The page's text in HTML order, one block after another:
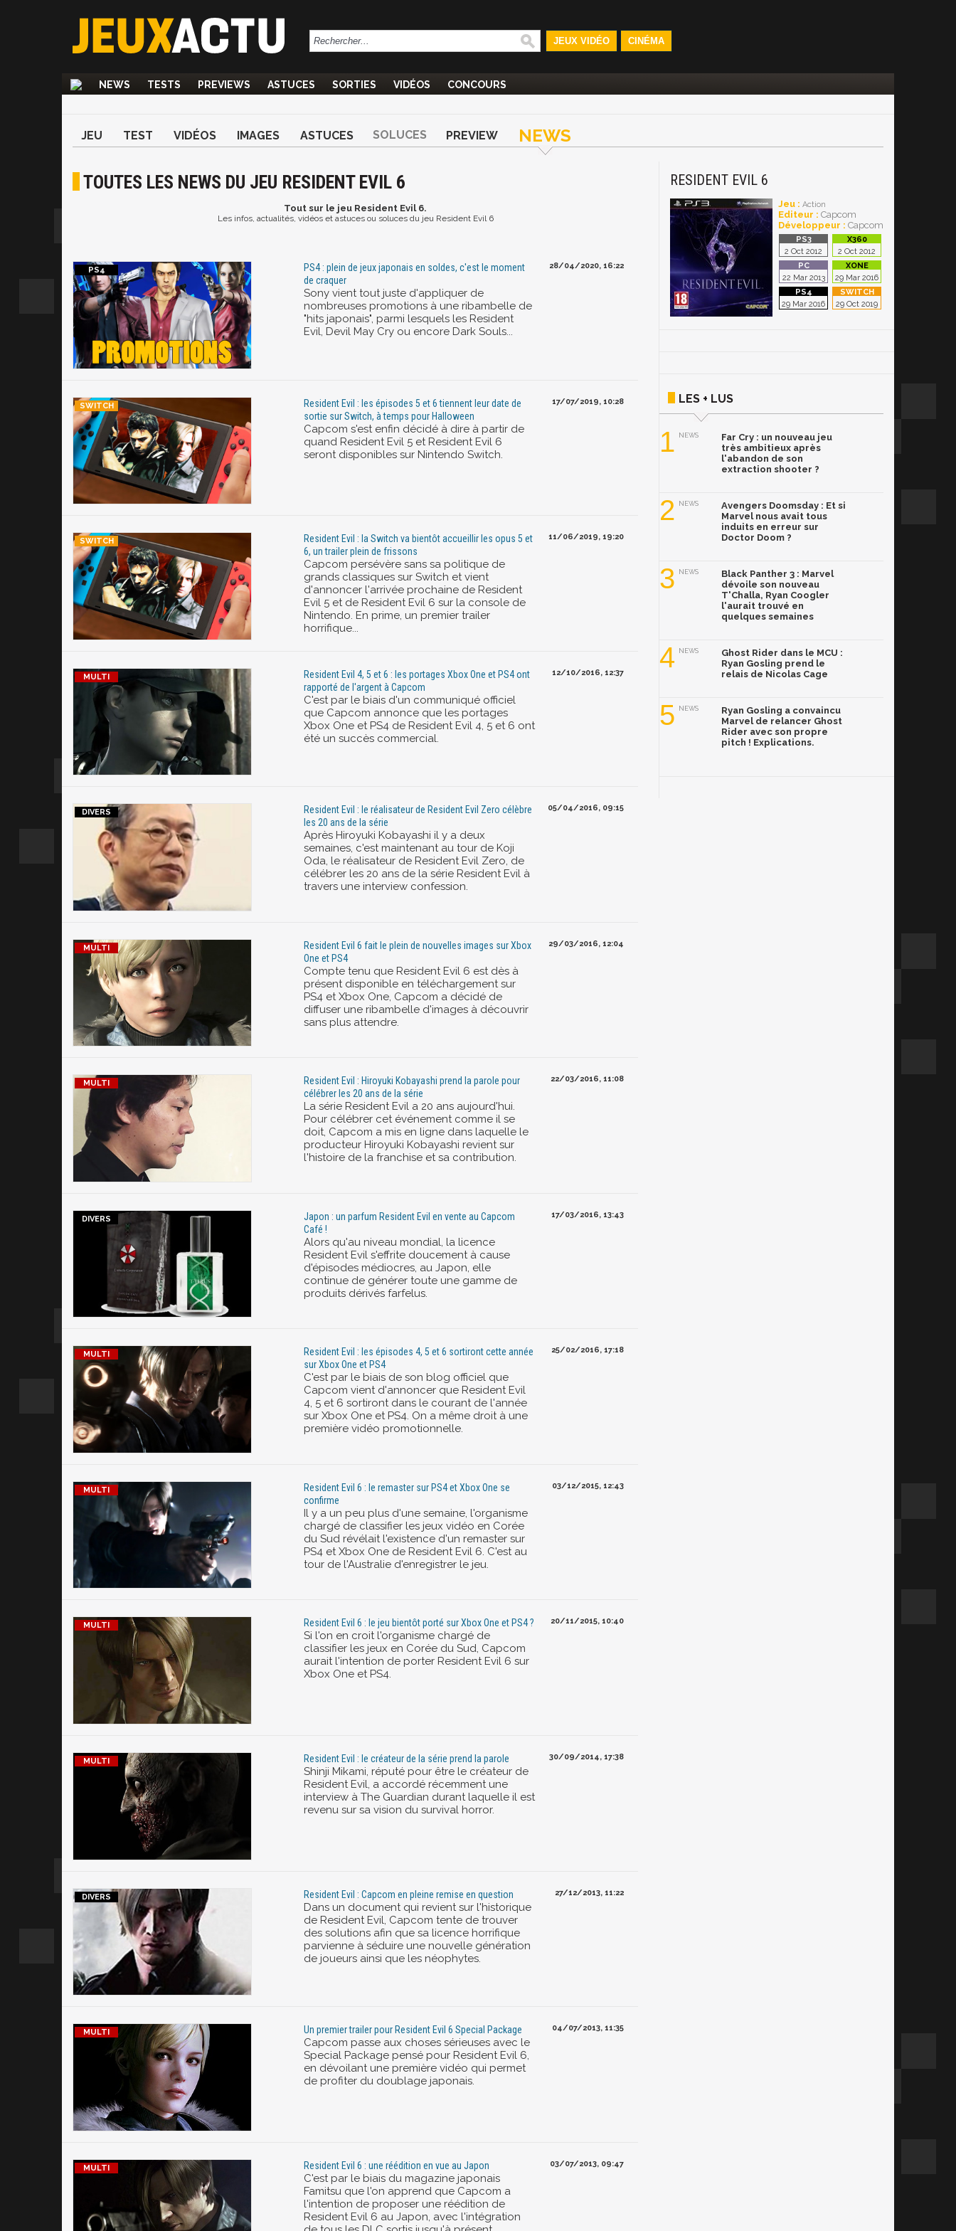
JEUX VIDÉO CINÉMA
NEWS TESTS PREVIEWS ASTUCES SORTIES VIDÉOS CONCOURS
JEU TEST VIDÉOS IMAGES ASTUCES SOLUCES PREVIEW NEWS
TOUTES LES NEWS DU JEU RESIDENT EVIL 6
Tout sur le jeu Resident Evil 6.
Les infos, actualités, vidéos et astuces ou soluces du jeu Resident Evil 6
PS4 : plein de jeux japonais en soldes, c'est le moment
de craquer
Sony vient tout juste d'appliquer de
nombreuses promotions à une ribambelle de
"hits japonais", parmi lesquels les Resident
Evil, Devil May Cry ou encore Dark Souls...
28/04/2020, 16:22
Resident Evil : les épisodes 5 et 6 tiennent leur date de
sortie sur Switch, à temps pour Halloween
Capcom s'est enfin décidé à dire à partir de
quand Resident Evil 5 et Resident Evil 6
seront disponibles sur Nintendo Switch.
17/07/2019, 10:28
Resident Evil : la Switch va bientôt accueillir les opus 5 et
6, un trailer plein de frissons
Capcom persévère sans sa politique de
grands classiques sur Switch et vient
d'annoncer l'arrivée prochaine de Resident
Evil 5 et de Resident Evil 6 sur la console de
Nintendo. En prime, un premier trailer
horrifique...
11/06/2019, 19:20
Resident Evil 4, 5 et 6 : les portages Xbox One et PS4 ont
rapporté de l'argent à Capcom
C'est par le biais d'un communiqué officiel
que Capcom annonce que les portages
Xbox One et PS4 de Resident Evil 4, 5 et 6 ont
été un succès commercial.
12/10/2016, 12:37
Resident Evil : le réalisateur de Resident Evil Zero célèbre
les 20 ans de la série
Après Hiroyuki Kobayashi il y a deux
semaines, c'est maintenant au tour de Koji
Oda, le réalisateur de Resident Evil Zero, de
célébrer les 20 ans de la série Resident Evil à
travers une interview confession.
05/04/2016, 09:15
Resident Evil 6 fait le plein de nouvelles images sur Xbox
One et PS4
Compte tenu que Resident Evil 6 est dès à
présent disponible en téléchargement sur
PS4 et Xbox One, Capcom a décidé de
diffuser une ribambelle d'images à découvrir
sans plus attendre.
29/03/2016, 12:04
Resident Evil : Hiroyuki Kobayashi prend la parole pour
célébrer les 20 ans de la série
La série Resident Evil a 20 ans aujourd'hui.
Pour célébrer cet événement comme il se
doit, Capcom a mis en ligne dans laquelle le
producteur Hiroyuki Kobayashi revient sur
l'histoire de la franchise et sa contribution.
22/03/2016, 11:08
Japon : un parfum Resident Evil en vente au Capcom
Café !
Alors qu'au niveau mondial, la licence
Resident Evil s'effrite doucement à cause
d'épisodes médiocres, au Japon, elle
continue de générer toute une gamme de
produits dérivés farfelus.
17/03/2016, 13:43
Resident Evil : les épisodes 4, 5 et 6 sortiront cette année
sur Xbox One et PS4
C'est par le biais de son blog officiel que
Capcom vient d'annoncer que Resident Evil
4, 5 et 6 sortiront dans le courant de l'année
sur Xbox One et PS4. On a même droit à une
première vidéo promotionnelle.
25/02/2016, 17:18
Resident Evil 6 : le remaster sur PS4 et Xbox One se
confirme
Il y a un peu plus d'une semaine, l'organisme
chargé de classifier les jeux vidéo en Corée
du Sud révélait l'existence d'un remaster sur
PS4 et Xbox One de Resident Evil 6. C'est au
tour de l'Australie d'enregistrer le jeu.
03/12/2015, 12:43
Resident Evil 6 : le jeu bientôt porté sur Xbox One et PS4 ?
Si l'on en croit l'organisme chargé de
classifier les jeux en Corée du Sud, Capcom
aurait l'intention de porter Resident Evil 6 sur
Xbox One et PS4.
20/11/2015, 10:40
Resident Evil : le créateur de la série prend la parole
Shinji Mikami, réputé pour être le créateur de
Resident Evil, a accordé récemment une
interview à The Guardian durant laquelle il est
revenu sur sa vision du survival horror.
30/09/2014, 17:38
Resident Evil : Capcom en pleine remise en question
Dans un document qui revient sur l'historique
de Resident Evil, Capcom tente de trouver
des solutions afin que sa licence horrifique
parvienne à séduire une nouvelle génération
de joueurs ainsi que les néophytes.
27/12/2013, 11:22
Un premier trailer pour Resident Evil 6 Special Package
Capcom passe aux choses sérieuses avec le
Special Package pensé pour Resident Evil 6,
en dévoilant une première vidéo qui permet
de profiter du doublage japonais.
04/07/2013, 11:35
Resident Evil 6 : une réédition en vue au Japon
C'est par le biais du magazine japonais
Famitsu que l'on apprend que Capcom a
l'intention de proposer une réédition de
Resident Evil 6 au Japon, avec l'intégration
03/07/2013, 09:47
RESIDENT EVIL 6
Jeu : Action
Editeur : Capcom
Développeur : Capcom
2 Oct 2012 2 Oct 2012
22 Mar 2013 29 Mar 2016
29 Mar 2016 29 Oct 2019
LES + LUS
1 NEWS
Far Cry : un nouveau jeu
très ambitieux après
l'abandon de son
extraction shooter ?
2 NEWS
Avengers Doomsday : Et si
Marvel nous avait tous
induits en erreur sur
Doctor Doom ?
3 NEWS
Black Panther 3 : Marvel
dévoile son nouveau
T'Challa, Ryan Coogler
l'aurait trouvé en
quelques semaines
4 NEWS
Ghost Rider dans le MCU :
Ryan Gosling prend le
relais de Nicolas Cage
5 NEWS
Ryan Gosling a convaincu
Marvel de relancer Ghost
Rider avec son propre
pitch ! Explications.